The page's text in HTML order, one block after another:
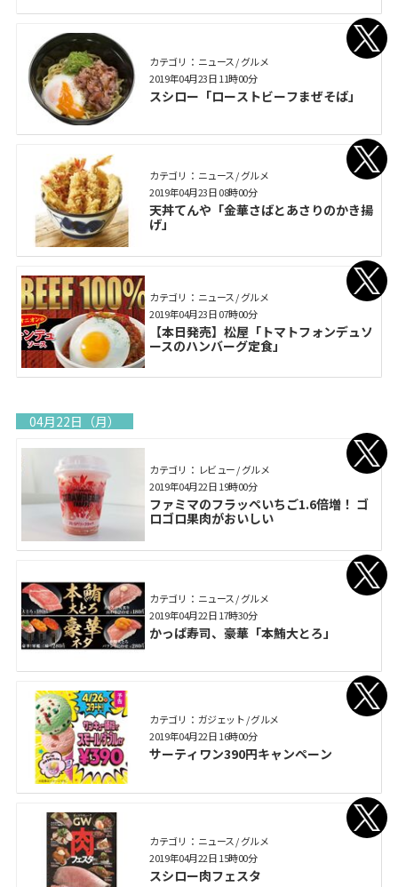
カテゴリ： ニュース / グルメ
スシロー「ローストビーフまぜそば」
2019年04月23日 11時00分
カテゴリ： ニュース / グルメ
天丼てんや「金華さばとあさりのかき揚
げ」
2019年04月23日 08時00分
カテゴリ： ニュース / グルメ
【本日発売】松屋「トマトフォンデュソ
ースのハンバーグ定食」
2019年04月23日 07時00分
04月22日（月）
カテゴリ： レビュー / グルメ
ファミマのフラッペいちご1.6倍増！ ゴ
ロゴロ果肉がおいしい
2019年04月22日 19時00分
カテゴリ： ニュース / グルメ
かっぱ寿司、豪華「本鮪大とろ」
2019年04月22日 17時30分
カテゴリ： ガジェット / グルメ
サーティワン390円キャンペーン
2019年04月22日 16時00分
カテゴリ： ニュース / グルメ
スシロー肉フェスタ
2019年04月22日 15時00分